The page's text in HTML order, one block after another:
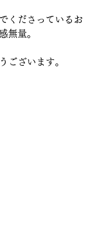
くださっているお
無量。
ございます。